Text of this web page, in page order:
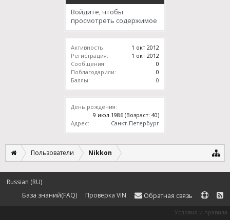
Войдите, чтобы
просмотреть содержимое
Активность:
1 окт 2012
Регистрация:
1 окт 2012
Сообщения:
0
Поблагодарили:
0
Баллы:
0
День рождения:
9 июл 1986 (Возраст: 40)
Адрес:
Санкт-Петербург
Пользователи Nikkon
Russian (RU)
База знаний(FAQ)
Проверка VIN Обратная связь
Условия и правила